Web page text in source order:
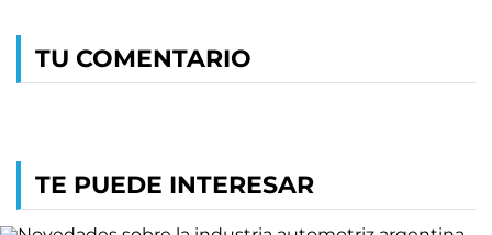
TU COMENTARIO
TE PUEDE INTERESAR